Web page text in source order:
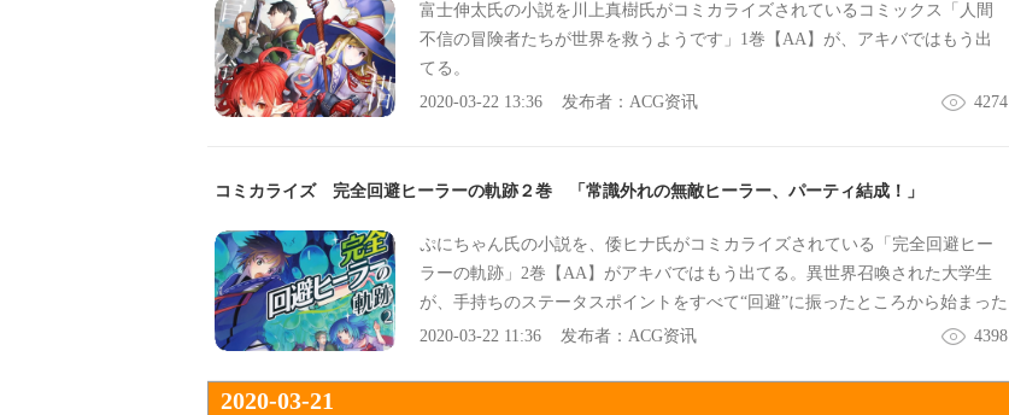
富士伸太氏の小説を川上真樹氏がコミカライズされているコミックス「人間
不信の冒険者たちが世界を救うようです」1巻【AA】が、アキバではもう出
てる。
2020-03-22 13:36 发布者： ACG资讯 4274
コミカライズ 完全回避ヒーラーの軌跡２巻 「常識外れの無敵ヒーラー、パーティ結成！」
ぷにちゃん氏の小説を、倭ヒナ氏がコミカライズされている「完全回避ヒー
ラーの軌跡」2巻【AA】がアキバではもう出てる。異世界召喚された大学生
が、手持ちのステータスポイントをすべて“回避”に振ったところから始まった
お話で、
2020-03-22 11:36 发布者： ACG资讯 4398
2020-03-21